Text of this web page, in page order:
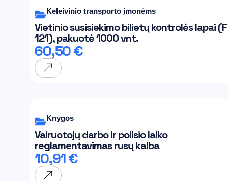
Keleivinio transporto įmonėms
Vietinio susisiekimo bilietų kontrolės lapai (F
121), pakuotė 1000 vnt.
60,50€
Knygos
Vairuotojų darbo ir poilsio laiko
reglamentavimas rusų kalba
10,91€